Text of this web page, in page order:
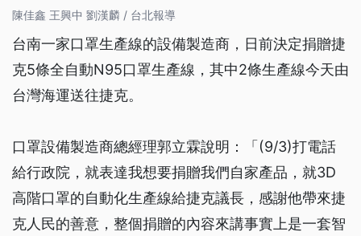
陳佳鑫 王興中 劉漢麟 / 台北報導
台南一家口罩生產線的設備製造商，日前決定捐贈捷
克5條全自動N95口罩生產線，其中2條生產線今天由
台灣海運送往捷克。
口罩設備製造商總經理郭立霖說明：「(9/3)打電話
給行政院，就表達我想要捐贈我們自家產品，就3D
高階口罩的自動化生產線給捷克議長，感謝他帶來捷
克人民的善意，整個捐贈的內容來講事實上是一套智